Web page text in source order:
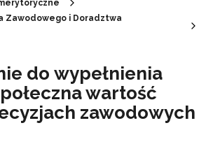
Zawodowego i Doradztwa
do wypełnienia
wartość
zawodowych